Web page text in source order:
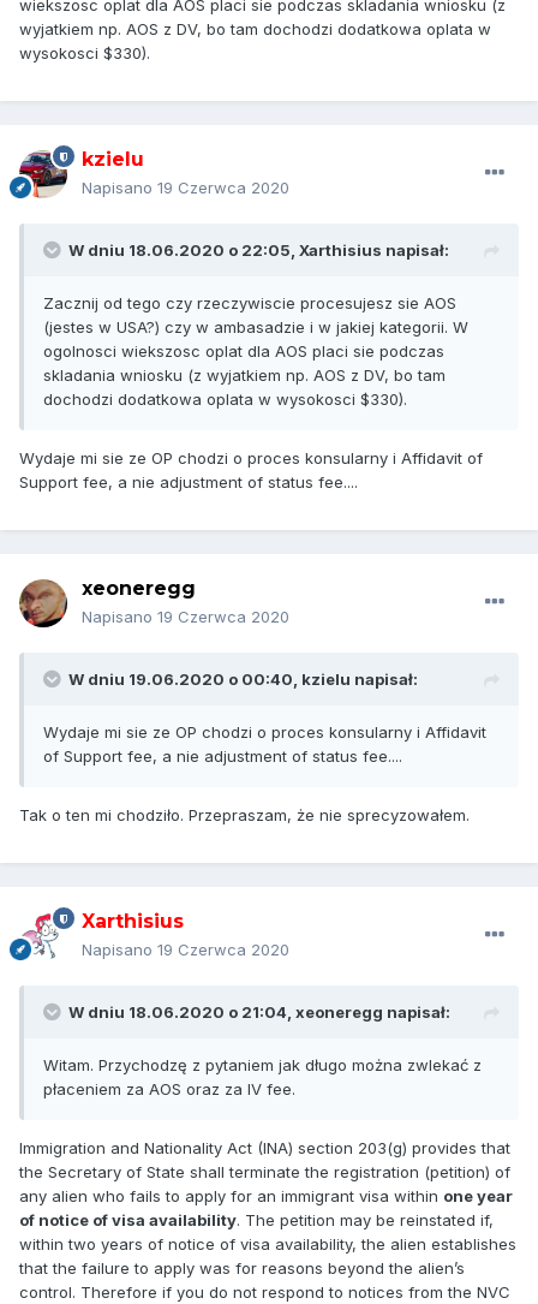
wiekszosc oplat dla AOS placi sie podczas skladania wniosku (z
wyjatkiem np. AOS z DV, bo tam dochodzi dodatkowa oplata w
wysokosci $330).
kzielu
Napisano 19 Czerwca 2020
W dniu 18.06.2020 o 22:05, Xarthisius napisał:
Zacznij od tego czy rzeczywiscie procesujesz sie AOS
(jestes w USA?) czy w ambasadzie i w jakiej kategorii. W
ogolnosci wiekszosc oplat dla AOS placi sie podczas
skladania wniosku (z wyjatkiem np. AOS z DV, bo tam
dochodzi dodatkowa oplata w wysokosci $330).
Wydaje mi sie ze OP chodzi o proces konsularny i Affidavit of
Support fee, a nie adjustment of status fee....
xeoneregg
Napisano 19 Czerwca 2020
W dniu 19.06.2020 o 00:40, kzielu napisał:
Wydaje mi sie ze OP chodzi o proces konsularny i Affidavit
of Support fee, a nie adjustment of status fee....
Tak o ten mi chodziło. Przepraszam, że nie sprecyzowałem.
Xarthisius
Napisano 19 Czerwca 2020
W dniu 18.06.2020 o 21:04, xeoneregg napisał:
Witam. Przychodzę z pytaniem jak długo można zwlekać z
płaceniem za AOS oraz za IV fee.
Immigration and Nationality Act (INA) section 203(g) provides that
the Secretary of State shall terminate the registration (petition) of
any alien who fails to apply for an immigrant visa within one year
of notice of visa availability. The petition may be reinstated if,
within two years of notice of visa availability, the alien establishes
that the failure to apply was for reasons beyond the alien’s
control. Therefore if you do not respond to notices from the NVC